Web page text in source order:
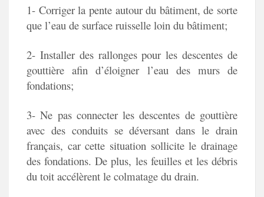
1- Corriger la pente autour du bâtiment, de sorte
que l’eau de surface ruisselle loin du bâtiment;
2- Installer des rallonges pour les descentes de
gouttière afin d’éloigner l’eau des murs de
fondations;
3- Ne pas connecter les descentes de gouttière
avec des conduits se déversant dans le drain
français, car cette situation sollicite le drainage
des fondations. De plus, les feuilles et les débris
du toit accélèrent le colmatage du drain.